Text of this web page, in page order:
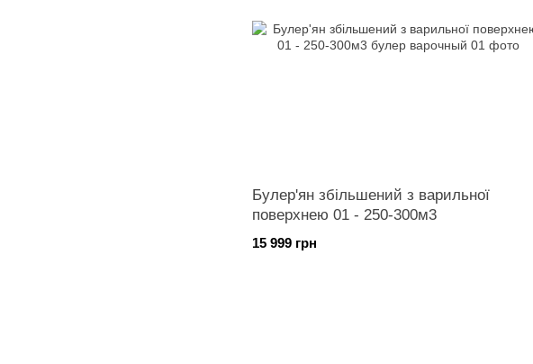
Булер'ян збільшений з варильної
поверхнею 01 - 250-300м3
15 999 грн